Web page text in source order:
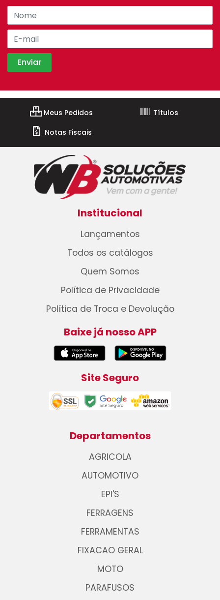
Meus Pedidos
Títulos
Notas Fiscais
Institucional
Lançamentos
Todos os catálogos
Quem Somos
Política de Privacidade
Política de Troca e Devolução
Baixe já nosso APP
Site Seguro
Departamentos
AGRICOLA
AUTOMOTIVO
EPI'S
FERRAGENS
FERRAMENTAS
FIXACAO GERAL
MOTO
PARAFUSOS